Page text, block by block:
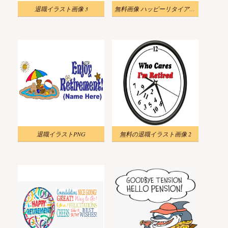
退職イラスト画像 3 無料画像 ハッピーリタイアメントイラスト
退職イラストPNG 無料の退職イラスト画像 2